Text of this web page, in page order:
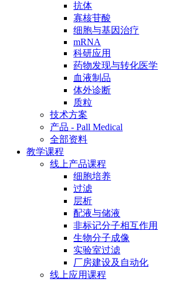
抗体
寡核苷酸
细胞与基因治疗
mRNA
科研应用
药物发现与转化医学
血液制品
体外诊断
质粒
技术方案
产品 - Pall Medical
全部资料
教学课程
线上产品课程
细胞培养
过滤
层析
配液与储液
非标记分子相互作用
生物分子成像
实验室过滤
厂房建设及自动化
线上应用课程